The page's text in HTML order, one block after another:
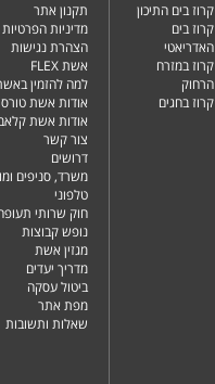
קרוז בים התיכון
קרוז בים
האדריאטי
קרוז במזרח
הרחוק
קרוז בחגים
תקנון אתר
מדיניות הפרטיות
הצהרת נגישות
אשת FLEX
למה להזמין
אודות אשת טורס
אודות אשת
צור קשר
דרושים
משרד, סניפים
טלפוני
חוק שרותי
נופש קבוצות
מגזין אשת
מדריך יעדים
ביטול עסקה
מפת אתר
שאלות ותשובות